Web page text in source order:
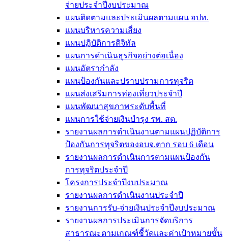
จ่ายประจำปีงบประมาณ
แผนติดตามและประเมินผลตามแผน อปท.
แผนบริหารความเสี่ยง
แผนปฏิบัติการดิจิทัล
แผนการดำเนินธุรกิจอย่างต่อเนื่อง
แผนอัตรากำลัง
แผนป้องกันและปราบปรามการทุจริต
แผนส่งเสริมการท่องเที่ยวประจำปี
แผนพัฒนาสุขภาพระดับพื้นที่
แผนการใช้จ่ายเงินบำรุง รพ. สต.
รายงานผลการดำเนินงานตามแผนปฏิบัติการ
ป้องกันการทุจริตของอบจ.ตาก รอบ 6 เดือน
รายงานผลการดำเนินการตามแผนป้องกัน
การทุจริตประจำปี
โครงการประจำปีงบประมาณ
รายงานผลการดำเนินงานประจำปี
รายงานการรับ-จ่ายเงินประจำปีงบประมาณ
รายงานผลการประเมินการจัดบริการ
สาธารณะตามเกณฑ์ชี้วัดและค่าเป้าหมายขั้น